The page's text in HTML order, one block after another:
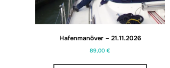
Hafenmanöver – 21.11.2026
89,00€